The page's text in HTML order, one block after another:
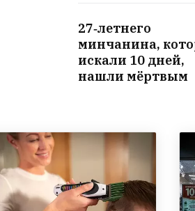
27‑летнего
минчанина,
искали 10 дней,
нашли мёртвым